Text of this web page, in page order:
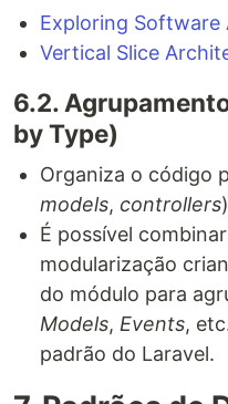
Exploring Software
Vertical Slice
6.2.
by Type)
Organiza o código
models, controllers
É possível
modularização
do módulo para
Models, Events,
padrão do Laravel.